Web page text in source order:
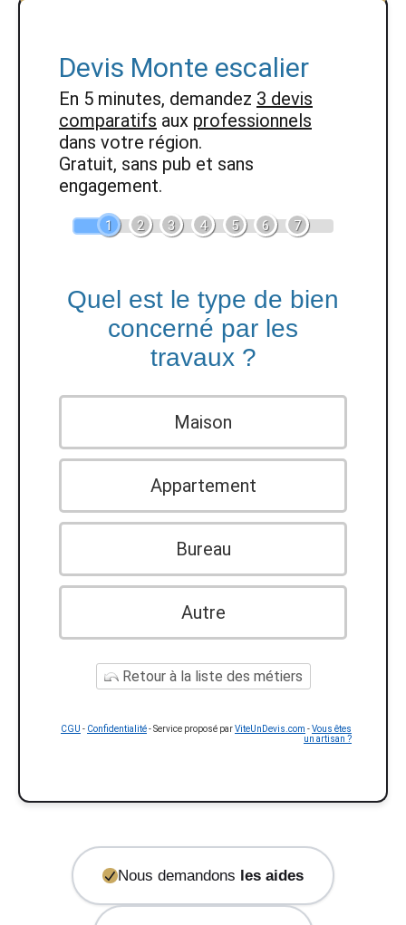
Devis Monte escalier
En 5 minutes, demandez 3 devis
comparatifs aux professionnels
dans votre région.
Gratuit, sans pub et sans
engagement.
1 2 3 4 5 6 7
Quel est le type de bien
concerné par les
travaux ?
Maison
Appartement
Bureau
Autre
Retour à la liste des métiers
CGU - Confidentialité- Service proposé parViteUnDevis.com -Vous êtes
un artisan ?
Nous demandons les aides